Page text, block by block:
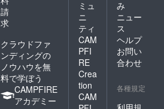
請
求
クラウドファ
ンディングの
ノウハウを無
料で学ぼう
CAMPFIRE
アカデミー
ミュ
ニ
ティ
CAM
PFI
RE
Crea
tion
CAM
み
ニュー
ス
ヘルプ
お問い
合わせ
各種規定